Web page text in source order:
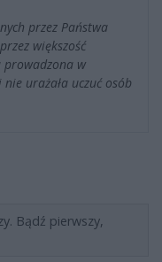
przez Państwa
większość
prowadzona w
urażała uczuć osób
Bądź pierwszy,